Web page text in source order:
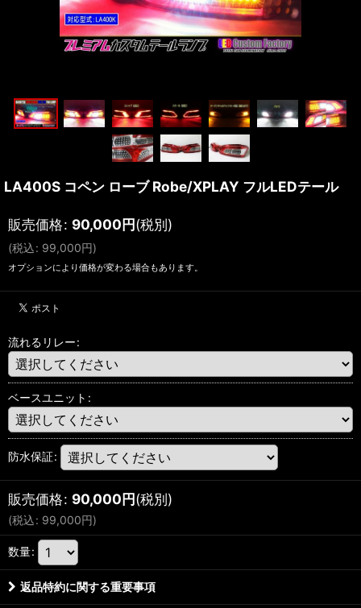
LA400S コペン ローブ Robe/XPLAY フルLEDテール
販売価格: 90,000円(税別)
(税込: 99,000円)
オプションにより価格が変わる場合もあります。
流れるリレー:
ベースユニット :
防水保証:
販売価格: 90,000円(税別)
(税込: 99,000円)
数量:
返品特約に関する重要事項